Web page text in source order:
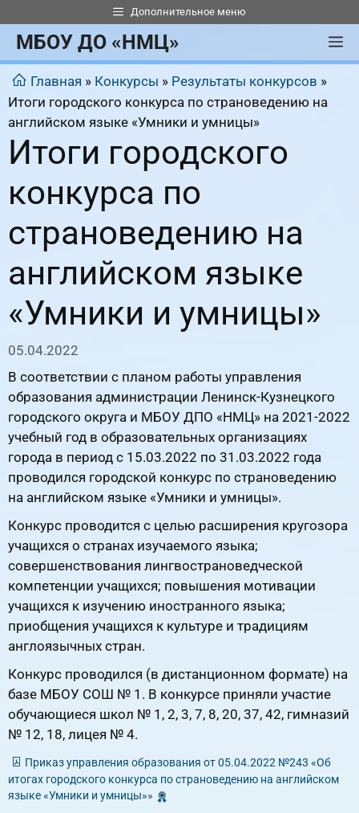
к
содержимому
Дополнительное меню
МБОУ ДО «НМЦ»
Главная » Конкурсы » Результаты конкурсов »
Итоги городского конкурса по страноведению на
английском языке «Умники и умницы»
Итоги городского
конкурса по
страноведению на
английском языке
«Умники и умницы»
05.04.2022
В соответствии с планом работы управления
образования администрации Ленинск-Кузнецкого
городского округа и МБОУ ДПО «НМЦ» на 2021-2022
учебный год в образовательных организациях
города в период с 15.03.2022 по 31.03.2022 года
проводился городской конкурс по страноведению
на английском языке «Умники и умницы».
Конкурс проводится с целью расширения кругозора
учащихся о странах изучаемого языка;
совершенствования лингвострановедческой
компетенции учащихся; повышения мотивации
учащихся к изучению иностранного языка;
приобщения учащихся к культуре и традициям
англоязычных стран.
Конкурс проводился (в дистанционном формате) на
базе МБОУ СОШ № 1. В конкурсе приняли участие
обучающиеся школ № 1, 2, 3, 7, 8, 20, 37, 42, гимназий
№ 12, 18, лицея № 4.
Приказ управления образования от 05.04.2022 №243 «Об
итогах городского конкурса по страноведению на английском
языке «Умники и умницы»»